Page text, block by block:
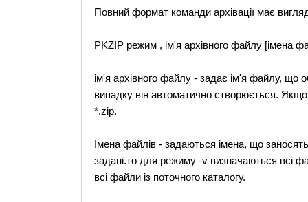
Повний формат команди архівації має
PKZIP режим , ім'я архівного файлу [імена
ім'я архівного файлу - задає ім'я файлу,
випадку він автоматично створюється.
*.zip.
Імена файлів - задаються імена, що
задані.то для режиму -v визначаються всі
всі файли із поточного каталогу.